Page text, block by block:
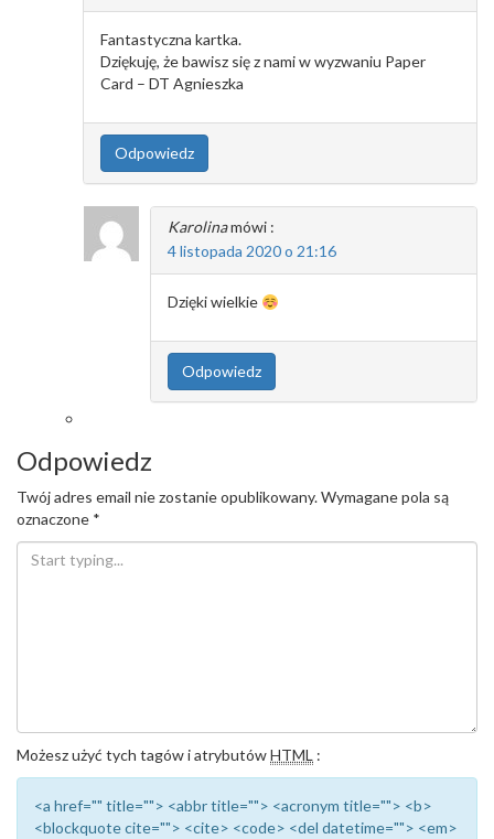
Fantastyczna kartka.
Dziękuję, że bawisz się z nami w wyzwaniu Paper
Card – DT Agnieszka
Odpowiedz
Karolinamówi :
4 listopada 2020 o 21:16
Dzięki wielkie
Odpowiedz
Odpowiedz
Twój adres email nie zostanie opublikowany.Wymagane pola są
oznaczone *
Możesz użyć tych tagów i atrybutówHTML :
<a href="" title=""> <abbr title=""> <acronym title=""> <b>
<blockquote cite=""> <cite> <code> <del datetime=""> <em>